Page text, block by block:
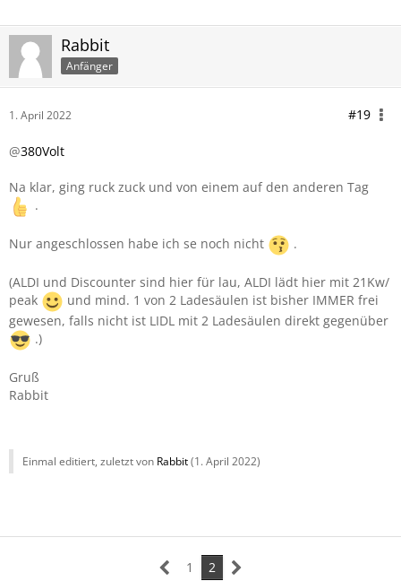
Rabbit
Anfänger
1. April 2022 #19
@380Volt
Na klar, ging ruck zuck und von einem auf den anderen Tag
.
Nur angeschlossen habe ich se noch nicht .
(ALDI und Discounter sind hier für lau, ALDI lädt hier mit 21Kw/
peak
und mind. 1 von 2 Ladesäulen ist bisher IMMER frei
gewesen, falls nicht ist LIDL mit 2 Ladesäulen direkt gegenüber
.)
Gruß
Rabbit
Einmal editiert, zuletzt von Rabbit(1. April 2022)
1 2